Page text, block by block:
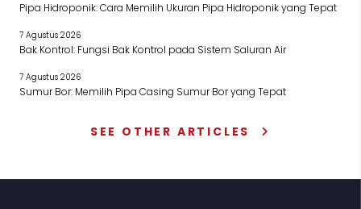
Pipa Hidroponik: Cara Memilih Ukuran Pipa Hidroponik yang Tepat
7 Agustus 2026
Bak Kontrol: Fungsi Bak Kontrol pada Sistem Saluran Air
7 Agustus 2026
Sumur Bor: Memilih Pipa Casing Sumur Bor yang Tepat
SEE OTHER ARTICLES